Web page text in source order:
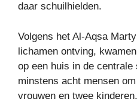
daar schuilhielden.
Volgens het Al-Aqsa
lichamen ontving,
op een huis in de centrale
minstens acht mensen
vrouwen en twee